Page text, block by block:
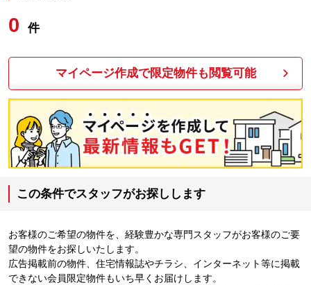
0 件
マイページ作成で限定物件も閲覧可能
この条件でスタッフがお探しします
お客様のご希望の物件を、経験豊かな専門スタッフがお客様のご要
望の物件をお探しいたします。
広告掲載前の物件、住宅情報誌やチラシ、インターネット等に掲載
できない会員限定物件もいち早くお届けします。